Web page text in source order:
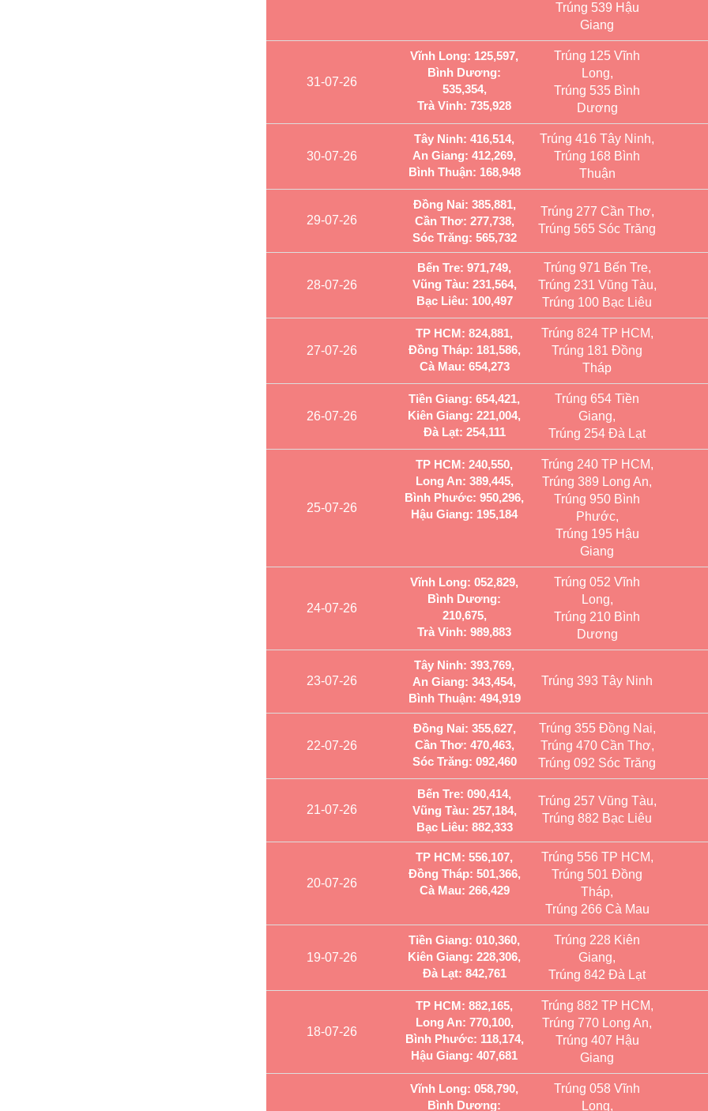
Trúng 539 Hậu
Giang
31-07-26
Vĩnh Long: 125,597,
Bình Dương:
535,354,
Trà Vinh: 735,928
Trúng 125 Vĩnh
Long,
Trúng 535 Bình
Dương
30-07-26
Tây Ninh: 416,514,
An Giang: 412,269,
Bình Thuận: 168,948
Trúng 416 Tây Ninh,
Trúng 168 Bình
Thuận
29-07-26
Đồng Nai: 385,881,
Cần Thơ: 277,738,
Sóc Trăng: 565,732
Trúng 277 Cần Thơ,
Trúng 565 Sóc Trăng
28-07-26
Bến Tre: 971,749,
Vũng Tàu: 231,564,
Bạc Liêu: 100,497
Trúng 971 Bến Tre,
Trúng 231 Vũng Tàu,
Trúng 100 Bạc Liêu
27-07-26
TP HCM: 824,881,
Đồng Tháp: 181,586,
Cà Mau: 654,273
Trúng 824 TP HCM,
Trúng 181 Đồng
Tháp
26-07-26
Tiền Giang: 654,421,
Kiên Giang: 221,004,
Đà Lạt: 254,111
Trúng 654 Tiền
Giang,
Trúng 254 Đà Lạt
25-07-26
TP HCM: 240,550,
Long An: 389,445,
Bình Phước: 950,296,
Hậu Giang: 195,184
Trúng 240 TP HCM,
Trúng 389 Long An,
Trúng 950 Bình
Phước,
Trúng 195 Hậu
Giang
24-07-26
Vĩnh Long: 052,829,
Bình Dương:
210,675,
Trà Vinh: 989,883
Trúng 052 Vĩnh
Long,
Trúng 210 Bình
Dương
23-07-26
Tây Ninh: 393,769,
An Giang: 343,454,
Bình Thuận: 494,919
Trúng 393 Tây Ninh
22-07-26
Đồng Nai: 355,627,
Cần Thơ: 470,463,
Sóc Trăng: 092,460
Trúng 355 Đồng Nai,
Trúng 470 Cần Thơ,
Trúng 092 Sóc Trăng
21-07-26
Bến Tre: 090,414,
Vũng Tàu: 257,184,
Bạc Liêu: 882,333
Trúng 257 Vũng Tàu,
Trúng 882 Bạc Liêu
20-07-26
TP HCM: 556,107,
Đồng Tháp: 501,366,
Cà Mau: 266,429
Trúng 556 TP HCM,
Trúng 501 Đồng
Tháp,
Trúng 266 Cà Mau
19-07-26
Tiền Giang: 010,360,
Kiên Giang: 228,306,
Đà Lạt: 842,761
Trúng 228 Kiên
Giang,
Trúng 842 Đà Lạt
18-07-26
TP HCM: 882,165,
Long An: 770,100,
Bình Phước: 118,174,
Hậu Giang: 407,681
Trúng 882 TP HCM,
Trúng 770 Long An,
Trúng 407 Hậu
Giang
Vĩnh Long: 058,790,
Bình Dương:
Trúng 058 Vĩnh
Long,